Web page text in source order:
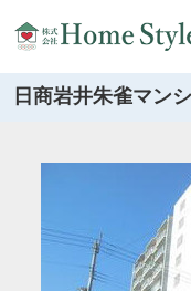
日商岩井朱雀マン